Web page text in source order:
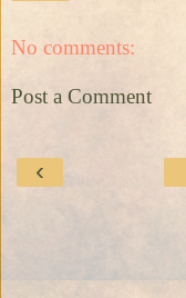
No comments:
Post a Comment
‹